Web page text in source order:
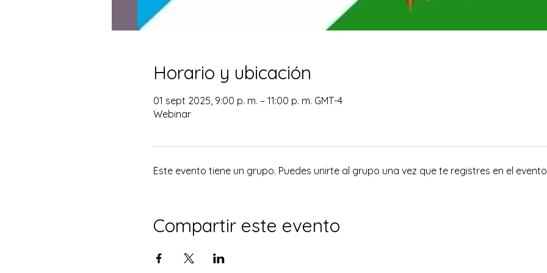
Horario y ubicación
01 sept 2025, 9:00 p. m. – 11:00 p. m. GMT-4
Webinar
Este evento tiene un grupo. Puedes unirte al grupo una vez que te registres en el
Compartir este evento